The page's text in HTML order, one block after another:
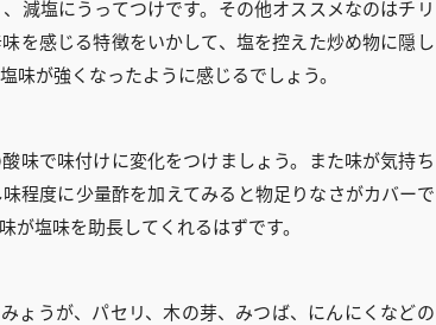
減塩にうってつけです。その他オススメなのはチリ
を感じる特徴をいかして、塩を控えた炒め物に隠し
味が強くなったように感じるでしょう。
味で味付けに変化をつけましょう。また味が気持ち
程度に少量酢を加えてみると物足りなさがカバーで
が塩味を助長してくれるはずです。
ょうが、パセリ、木の芽、みつば、にんにくなどの